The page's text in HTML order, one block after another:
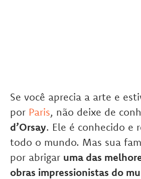
Se você aprecia a arte e
por Paris, não deixe de
d’Orsay. Ele é conhecido e
todo o mundo. Mas sua
por abrigar uma das
obras impressionistas do